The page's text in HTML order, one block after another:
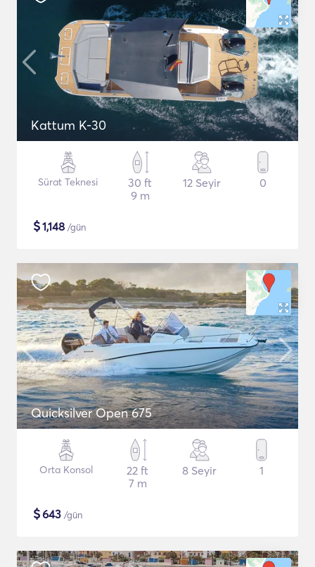
Kattum K-30
Sürat Teknesi
30 ft
9 m
12 Seyir 0
$1,148 /gün
Quicksilver Open 675
Orta Konsol
22 ft
7 m
8 Seyir 1
$643 /gün